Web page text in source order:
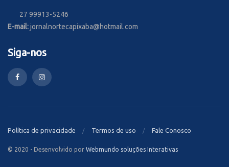
27 99913-5246
E-mail:jornalnortecapixaba@hotmail.com
Siga-nos
Política de privacidade Termos de uso Fale Conosco
© 2020 - Desenvolvido por Webmundo soluções Interativas